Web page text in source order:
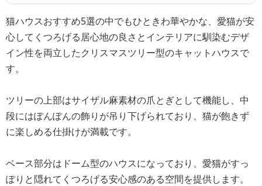
猫ハウスおすすめ5選の中でもひときわ華やかな、愛猫が安
心してくつろげる居心地の良さとインテリアに馴染むデザ
イン性を両立したクリスマスツリー型のキャットハウスで
す。
ツリーの上部はサイザル麻素材の爪とぎとして機能し、中
段にはぽんぽんの飾りが吊り下げられており、猫が飽きず
に楽しめる仕掛けが満載です。
ベース部分はドーム型のハウスになっており、愛猫がすっ
ぽりと隠れてくつろげる安心感のある空間を提供します。